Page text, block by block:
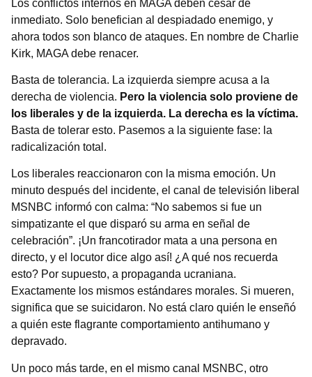
Los conflictos internos en MAGA deben cesar de
inmediato. Solo benefician al despiadado enemigo, y
ahora todos son blanco de ataques. En nombre de Charlie
Kirk, MAGA debe renacer.
Basta de tolerancia. La izquierda siempre acusa a la
derecha de violencia. Pero la violencia solo proviene de
los liberales y de la izquierda. La derecha es la víctima.
Basta de tolerar esto. Pasemos a la siguiente fase: la
radicalización total.
Los liberales reaccionaron con la misma emoción. Un
minuto después del incidente, el canal de televisión liberal
MSNBC informó con calma: “No sabemos si fue un
simpatizante el que disparó su arma en señal de
celebración”. ¡Un francotirador mata a una persona en
directo, y el locutor dice algo así! ¿A qué nos recuerda
esto? Por supuesto, a propaganda ucraniana.
Exactamente los mismos estándares morales. Si mueren,
significa que se suicidaron. No está claro quién le enseñó
a quién este flagrante comportamiento antihumano y
depravado.
Un poco más tarde, en el mismo canal MSNBC, otro